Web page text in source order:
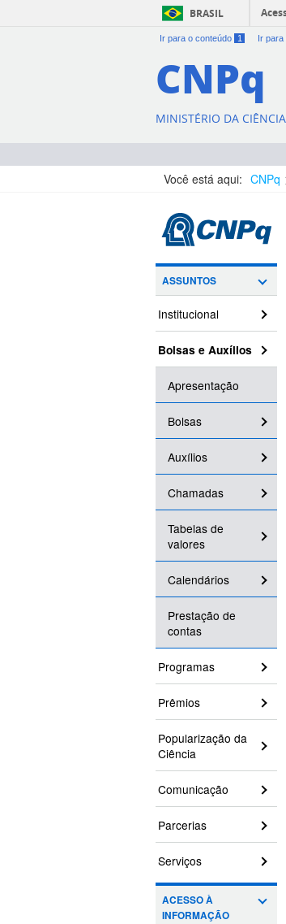
BRASIL
Ir para o conteúdo 1 Ir para
CNPq
MINISTÉRIO DA
Você está aqui: CNPq
ASSUNTOS
Institucional
Bolsas e Auxílios
Apresentação
Bolsas
Auxílios
Chamadas
Tabelas de
valores
Calendários
Prestação de
contas
Programas
Prêmios
Popularização da
Ciência
Comunicação
Parcerias
Serviços
ACESSO À
INFORMAÇÃO